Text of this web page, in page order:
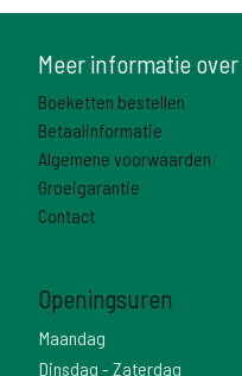
Meer informatie over
Boeketten bestellen
Betaalinformatie
Algemene voorwaarden
Groeigarantie
Contact
Openingsuren
Maandag
Dinsdag - Zaterdag